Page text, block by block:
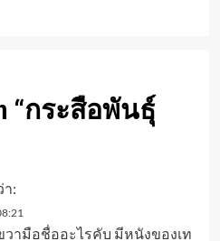
“กระสือพันธ์ุ
:
ามือชื่ออะไรคับ มีหนังของเท